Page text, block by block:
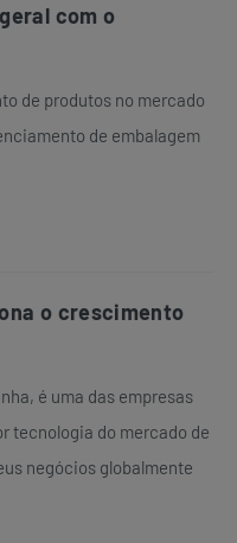
com o
de produtos no mercado
de embalagem
o crescimento
é uma das empresas
tecnologia do mercado de
negócios globalmente